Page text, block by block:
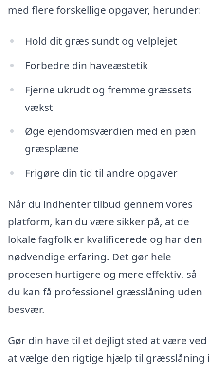
med flere forskellige opgaver, herunder:
Hold dit græs sundt og velplejet
Forbedre din haveæstetik
Fjerne ukrudt og fremme græssets
vækst
Øge ejendomsværdien med en pæn
græsplæne
Frigøre din tid til andre opgaver
Når du indhenter tilbud gennem vores
platform, kan du være sikker på, at de
lokale fagfolk er kvalificerede og har den
nødvendige erfaring. Det gør hele
procesen hurtigere og mere effektiv, så
du kan få professionel græsslåning uden
besvær.
Gør din have til et dejligt sted at være ved
at vælge den rigtige hjælp til græsslåning i